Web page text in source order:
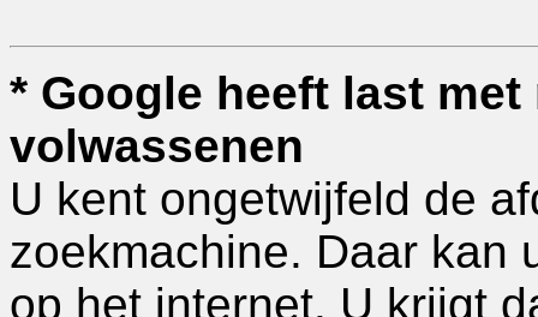
* Google heeft last
volwassenen
U kent ongetwijfeld de
zoekmachine. Daar kan
op het internet. U krijgt